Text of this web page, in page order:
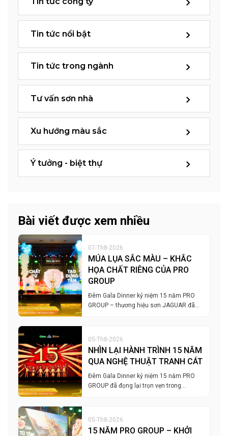
Tin tức nổi bật
Tin tức trong ngành
Tư vấn sơn nhà
Xu hướng màu sắc
Ý tưởng - biệt thự
Bài viết được xem nhiều
07-Th8-2026
MÚA LỤA SẮC MÀU – KHẮC
HỌA CHẤT RIÊNG CỦA PRO
GROUP
Đêm Gala Dinner kỷ niệm 15 năm PRO
GROUP – thương hiệu sơn JAGUAR đã…
05-Th8-2026
NHÌN LẠI HÀNH TRÌNH 15 NĂM
QUA NGHỆ THUẬT TRANH CÁT
Đêm Gala Dinner kỷ niệm 15 năm PRO
GROUP đã đọng lại trọn vẹn trong…
05-Th8-2026
15 NĂM PRO GROUP – KHỞI